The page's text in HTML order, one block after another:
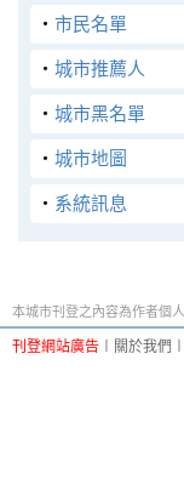
‧ 市民名單
‧ 城市推薦人
‧ 城市黑名單
‧ 城市地圖
‧ 系統訊息
本城市刊登之內容為作者個
刊登網站廣告 關於我們